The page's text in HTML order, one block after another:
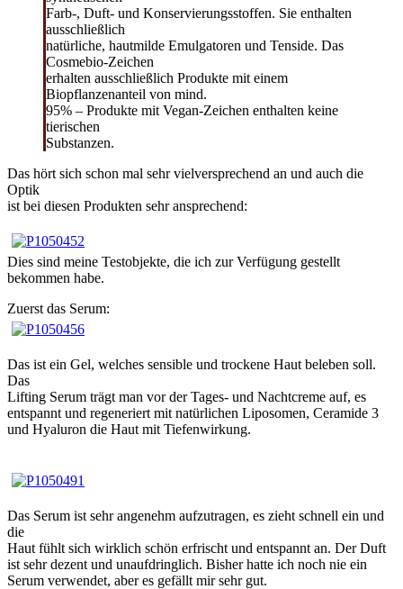
Farb-, Duft- und Konservierungsstoffen. Sie enthalten
ausschließlich
natürliche, hautmilde Emulgatoren und Tenside. Das
Cosmebio-Zeichen
erhalten ausschließlich Produkte mit einem
Biopflanzenanteil von mind.
95% – Produkte mit Vegan-Zeichen enthalten keine
tierischen
Substanzen.
Das hört sich schon mal sehr vielversprechend an und auch die
Optik
ist bei diesen Produkten sehr ansprechend:
Dies sind meine Testobjekte, die ich zur Verfügung gestellt
bekommen habe.
Zuerst das Serum:
Das ist ein Gel, welches sensible und trockene Haut beleben soll.
Das
Lifting Serum trägt man vor der Tages- und Nachtcreme auf, es
entspannt und regeneriert mit natürlichen Liposomen, Ceramide 3
und Hyaluron die Haut mit Tiefenwirkung.
Das Serum ist sehr angenehm aufzutragen, es zieht schnell ein und
die
Haut fühlt sich wirklich schön erfrischt und entspannt an. Der Duft
ist sehr dezent und unaufdringlich. Bisher hatte ich noch nie ein
Serum verwendet, aber es gefällt mir sehr gut.